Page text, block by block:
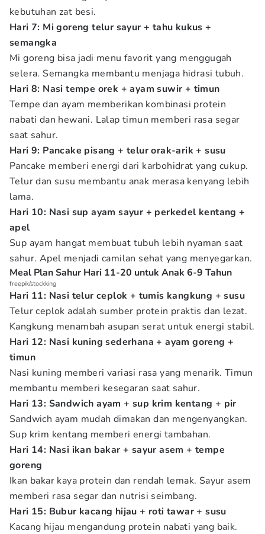
kebutuhan zat besi.
Hari 7: Mi goreng telur sayur + tahu kukus +
semangka
Mi goreng bisa jadi menu favorit yang menggugah
selera. Semangka membantu menjaga hidrasi tubuh.
Hari 8: Nasi tempe orek + ayam suwir + timun
Tempe dan ayam memberikan kombinasi protein
nabati dan hewani. Lalap timun memberi rasa segar
saat sahur.
Hari 9: Pancake pisang + telur orak-arik + susu
Pancake memberi energi dari karbohidrat yang cukup.
Telur dan susu membantu anak merasa kenyang lebih
lama.
Hari 10: Nasi sup ayam sayur + perkedel kentang +
apel
Sup ayam hangat membuat tubuh lebih nyaman saat
sahur. Apel menjadi camilan sehat yang menyegarkan.
Meal Plan Sahur Hari 11-20 untuk Anak 6-9 Tahun
freepik/stockking
Hari 11: Nasi telur ceplok + tumis kangkung + susu
Telur ceplok adalah sumber protein praktis dan lezat.
Kangkung menambah asupan serat untuk energi stabil.
Hari 12: Nasi kuning sederhana + ayam goreng +
timun
Nasi kuning memberi variasi rasa yang menarik. Timun
membantu memberi kesegaran saat sahur.
Hari 13: Sandwich ayam + sup krim kentang + pir
Sandwich ayam mudah dimakan dan mengenyangkan.
Sup krim kentang memberi energi tambahan.
Hari 14: Nasi ikan bakar + sayur asem + tempe
goreng
Ikan bakar kaya protein dan rendah lemak. Sayur asem
memberi rasa segar dan nutrisi seimbang.
Hari 15: Bubur kacang hijau + roti tawar + susu
Kacang hijau mengandung protein nabati yang baik.